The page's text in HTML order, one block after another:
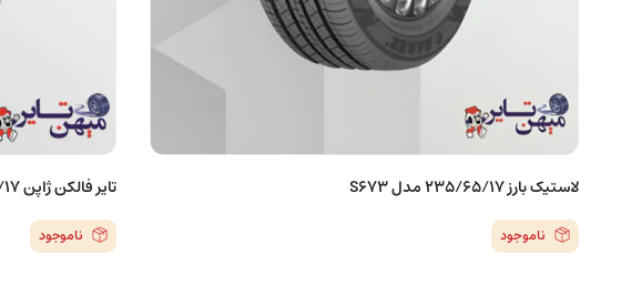
لاستیک بارز 235/65/17 مدل S673
ناموجود
تایر فالکن ژاپن 235/65/17 مدل FK453
ناموجود